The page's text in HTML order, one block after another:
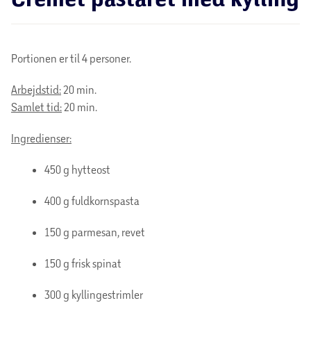
Portionen er til 4 personer.
Arbejdstid:20 min.
Samlet tid:20 min.
Ingredienser:
450 g hytteost
400 g fuldkornspasta
150 g parmesan, revet
150 g frisk spinat
300 g kyllingestrimler